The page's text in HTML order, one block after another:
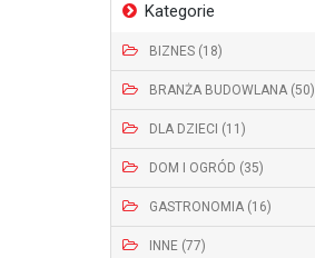
Kategorie
BIZNES (18)
BRANŻA BUDOWLANA (50)
DLA DZIECI (11)
DOM I OGRÓD (35)
GASTRONOMIA (16)
INNE (77)